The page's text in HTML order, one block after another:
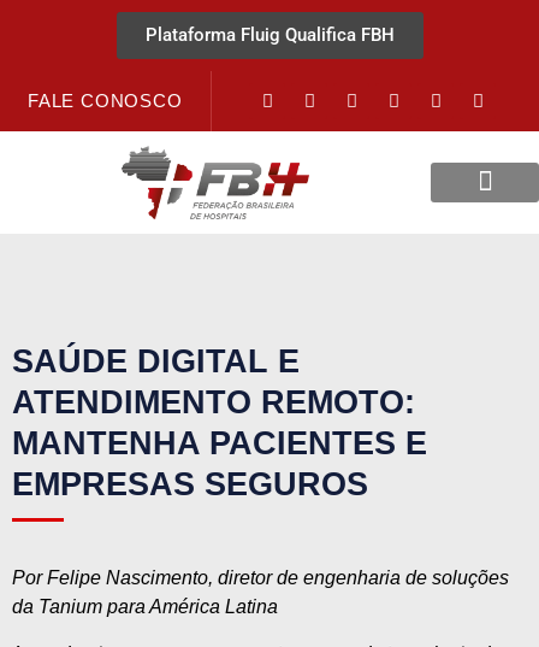
Plataforma Fluig Qualifica FBH
FALE CONOSCO
SAÚDE DIGITAL E
ATENDIMENTO REMOTO:
MANTENHA PACIENTES E
EMPRESAS SEGUROS
Por Felipe Nascimento, diretor de engenharia de soluções
da Tanium para América Latina